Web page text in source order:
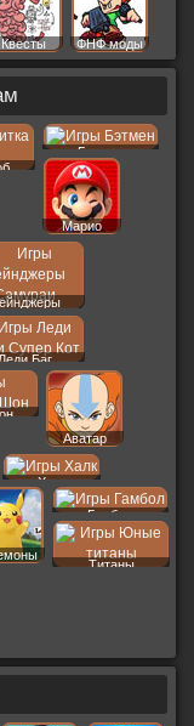
Квесты ФНФ моды
Бэтмен
Марио
Баг
Аватар
Халк
Гамбол
Титаны